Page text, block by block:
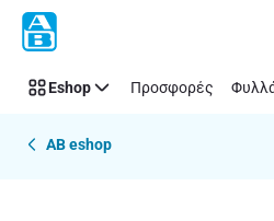
Παράλειψη
Eshop Προσφορές
AB eshop